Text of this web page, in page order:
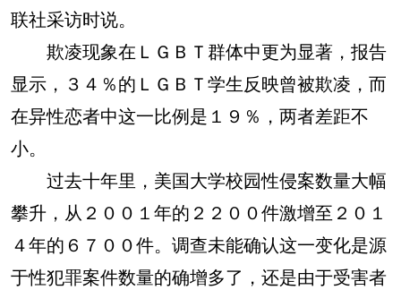
联社采访时说。
欺凌现象在ＬＧＢＴ群体中更为显著，报告
显示，３４％的ＬＧＢＴ学生反映曾被欺凌，而
在异性恋者中这一比例是１９％，两者差距不
小。
过去十年里，美国大学校园性侵案数量大幅
攀升，从２００１年的２２００件激增至２０１
４年的６７００件。调查未能确认这一变化是源
于性犯罪案件数量的确增多了，还是由于受害者